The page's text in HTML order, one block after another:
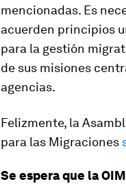
mencionadas. Es
acuerden principios
para la gestión
de sus misiones
agencias.
Felizmente, la
para las Migraciones
Se espera que la